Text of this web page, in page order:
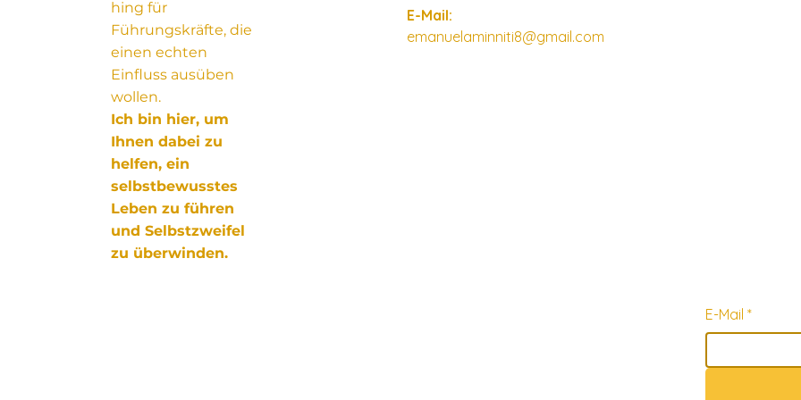
hing für
Führungskräfte, die
einen echten
Einfluss ausüben
wollen.
Ich bin hier, um
Ihnen dabei zu
helfen, ein
selbstbewusstes
Leben zu führen
und Selbstzweifel
zu überwinden.
E-Mail:
emanuelaminniti8@gmail.com
E-Mail *